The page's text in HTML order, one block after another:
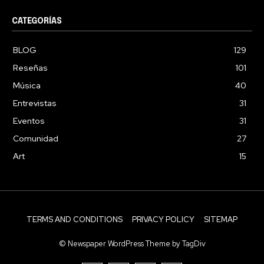
CATEGORÍAS
BLOG
129
Reseñas
101
Música
40
Entrevistas
31
Eventos
31
Comunidad
27
Art
15
TERMS AND CONDITIONS PRIVACY POLICY SITEMAP
© Newspaper WordPress Theme by TagDiv